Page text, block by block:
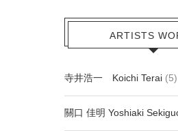
ARTISTS
寺井浩一 Koichi Terai (5)
關口 佳明 Yoshiaki